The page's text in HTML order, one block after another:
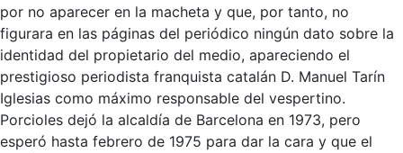
por no aparecer en la macheta y que, por tanto, no
figurara en las páginas del periódico ningún dato sobre la
identidad del propietario del medio, apareciendo el
prestigioso periodista franquista catalán D. Manuel Tarín
Iglesias como máximo responsable del vespertino.
Porcioles dejó la alcaldía de Barcelona en 1973, pero
esperó hasta febrero de 1975 para dar la cara y que el